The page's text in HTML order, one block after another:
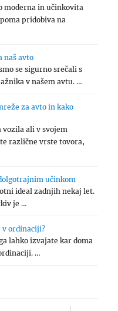
moderna in učinkovita
pridobiva na
naš avto
se sigurno srečali s
v našem avtu. …
za avto in kako
vozila ali v svojem
različne vrste tovora,
učinkom
ideal zadnjih nekaj let.
je …
v ordinaciji?
lahko izvajate kar doma
…